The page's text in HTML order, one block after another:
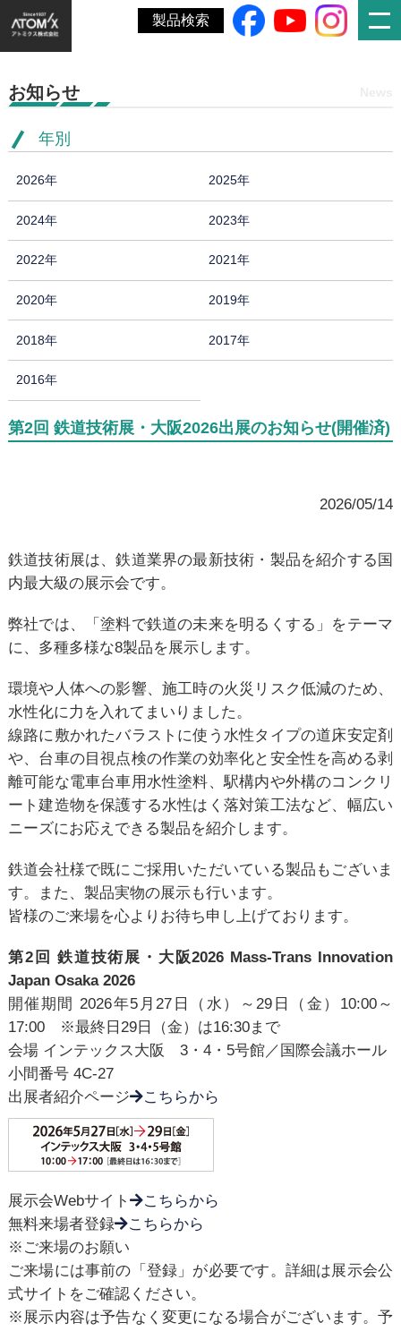
製品検索
ホーム» 第2回 鉄道技術展・大阪2026出展のお知らせ(開催済)
お知らせ
年別
2026年 2025年
2024年 2023年
2022年 2021年
2020年 2019年
2018年 2017年
2016年
第2回 鉄道技術展・大阪2026出展のお知らせ(開催済)
2026/05/14
鉄道技術展は、鉄道業界の最新技術・製品を紹介する国
内最大級の展示会です。
弊社では、「塗料で鉄道の未来を明るくする」をテーマ
に、多種多様な8製品を展示します。
環境や人体への影響、施工時の火災リスク低減のため、
水性化に力を入れてまいりました。
線路に敷かれたバラストに使う水性タイプの道床安定剤
や、台車の目視点検の作業の効率化と安全性を高める剥
離可能な電車台車用水性塗料、駅構内や外構のコンクリ
ート建造物を保護する水性はく落対策工法など、幅広い
ニーズにお応えできる製品を紹介します。
鉄道会社様で既にご採用いただいている製品もございま
す。また、製品実物の展示も行います。
皆様のご来場を心よりお待ち申し上げております。
第2回 鉄道技術展・大阪2026 Mass-Trans Innovation
Japan Osaka 2026
開催期間 2026年5月27日（水）～29日（金）10:00～
17:00 ※最終日29日（金）は16:30まで
会場 インテックス大阪 3・4・5号館／国際会議ホール
小間番号 4C-27
出展者紹介ページ
こちらから
展示会Webサイト
こちらから
無料来場者登録
こちらから
※ご来場のお願い
ご来場には事前の「登録」が必要です。詳細は展示会公
式サイトをご確認ください。
※展示内容は予告なく変更になる場合がございます。予